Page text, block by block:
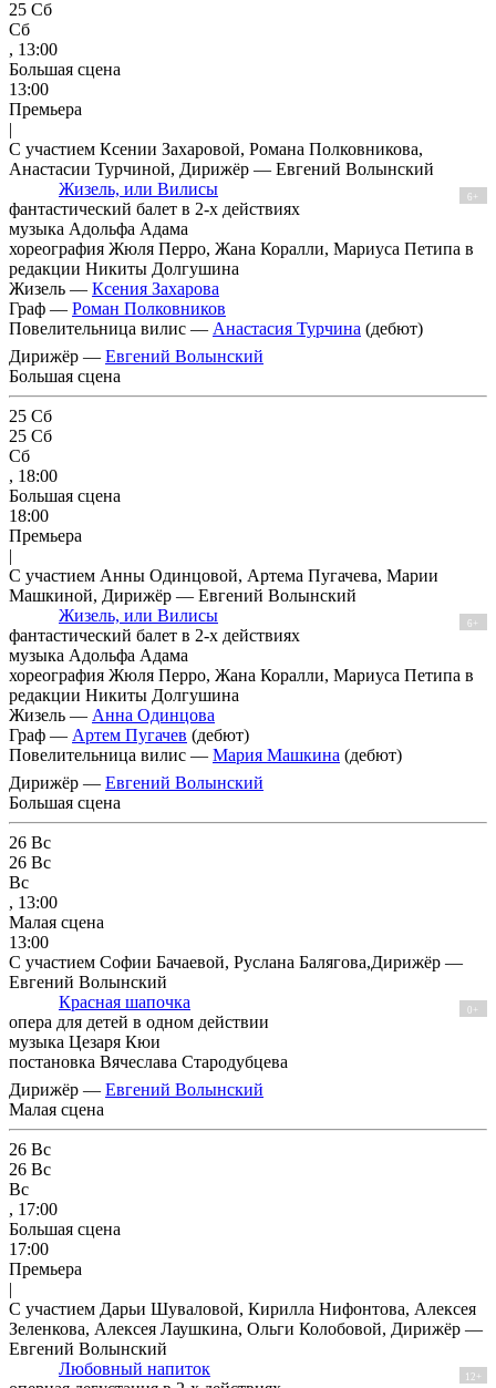
25 Сб
Сб
, 13:00
Большая сцена
13:00
Премьера
|
С участием Ксении Захаровой, Романа Полковникова,
Анастасии Турчиной, Дирижёр — Евгений Волынский
Жизель, или Вилисы
6+
фантастический балет в 2-х действиях
музыка Адольфа Адама
хореография Жюля Перро, Жана Коралли, Мариуса Петипа в
редакции Никиты Долгушина
Жизель — Ксения Захарова
Граф — Роман Полковников
Повелительница вилис — Анастасия Турчина (дебют)
Дирижёр — Евгений Волынский
Большая сцена
25 Сб
25 Сб
Сб
, 18:00
Большая сцена
18:00
Премьера
|
С участием Анны Одинцовой, Артема Пугачева, Марии
Машкиной, Дирижёр — Евгений Волынский
Жизель, или Вилисы
6+
фантастический балет в 2-х действиях
музыка Адольфа Адама
хореография Жюля Перро, Жана Коралли, Мариуса Петипа в
редакции Никиты Долгушина
Жизель — Анна Одинцова
Граф — Артем Пугачев (дебют)
Повелительница вилис — Мария Машкина (дебют)
Дирижёр — Евгений Волынский
Большая сцена
26 Вс
26 Вс
Вс
, 13:00
Малая сцена
13:00
С участием Софии Бачаевой, Руслана Балягова,Дирижёр —
Евгений Волынский
Красная шапочка
0+
опера для детей в одном действии
музыка Цезаря Кюи
постановка Вячеслава Стародубцева
Дирижёр — Евгений Волынский
Малая сцена
26 Вс
26 Вс
Вс
, 17:00
Большая сцена
17:00
Премьера
|
С участием Дарьи Шуваловой, Кирилла Нифонтова, Алексея
Зеленкова, Алексея Лаушкина, Ольги Колобовой, Дирижёр —
Евгений Волынский
Любовный напиток
12+